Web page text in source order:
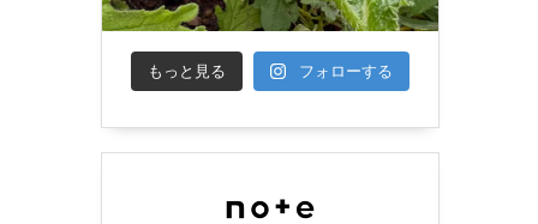
もっと見る フォローする